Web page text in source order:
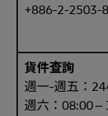
+886-2-2503-
貨件查詢
週一-週五：
週六：08:00 –